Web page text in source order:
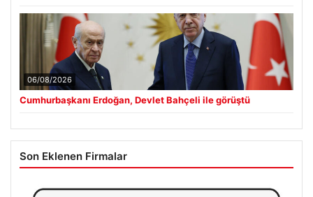
06/08/2026
Cumhurbaşkanı Erdoğan, Devlet Bahçeli ile görüştü
Son Eklenen Firmalar